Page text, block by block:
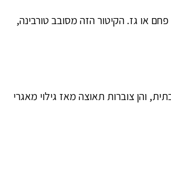
או גז. הקיטור הזה מסובב טורבינה,
והן צוברות תאוצה מאז גילוי מאגרי